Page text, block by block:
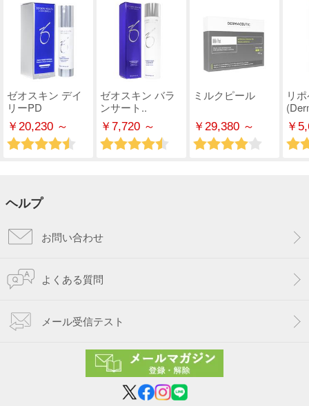
ゼオスキン デイ
リーPD
￥20,230 ～
ゼオスキン バラ
ンサート..
￥7,720 ～
ミルクピール
￥29,380 ～
リ
￥
ヘルプ
お問い合わせ
よくある質問
メール受信テスト